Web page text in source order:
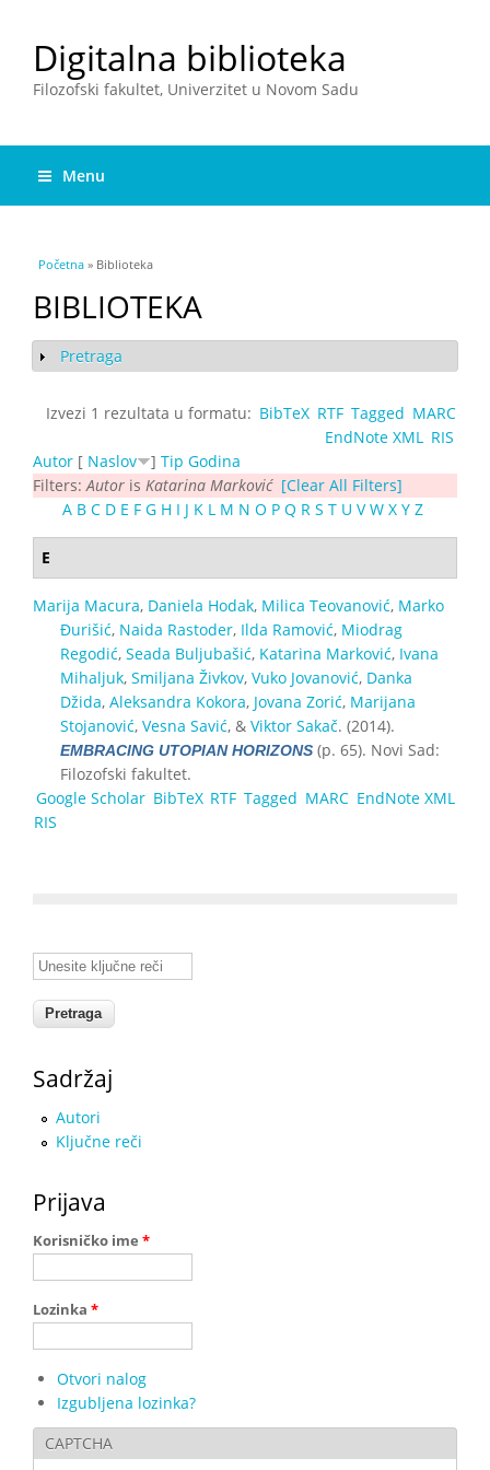
Digitalna biblioteka
Filozofski fakultet, Univerzitet u Novom Sadu
Menu
You are here
Početna » Biblioteka
BIBLIOTEKA
Show
Pretraga
Izvezi 1 rezultata u formatu: BibTeX RTF Tagged MARC
EndNote XML
RIS
Autor [ Naslov ] Tip Godina
Filters: Autor is Katarina Marković [Clear All Filters]
A B C D E F G H I J K L M N O P Q R S T U V W X Y Z
E
Marija Macura, Daniela Hodak, Milica Teovanović, Marko
Đurišić, Naida Rastoder, Ilda Ramović, Miodrag
Regodić, Seada Buljubašić, Katarina Marković, Ivana
Mihaljuk, Smiljana Živkov, Vuko Jovanović, Danka
Džida, Aleksandra Kokora, Jovana Zorić, Marijana
Stojanović, Vesna Savić, & Viktor Sakač. (2014).
EMBRACING UTOPIAN HORIZONS (p. 65). Novi Sad:
Filozofski fakultet.
Google Scholar BibTeX RTF Tagged MARC EndNote XML
RIS
Unesite ključne reči
Sadržaj
Autori
Ključne reči
Prijava
Korisničko ime *
Lozinka *
Otvori nalog
Izgubljena lozinka?
CAPTCHA